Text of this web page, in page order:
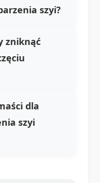
szyi?
zniknąć
dla
szyi